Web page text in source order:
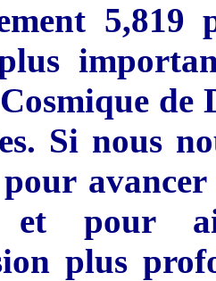
5,819
de
Si nous
et pour
plus